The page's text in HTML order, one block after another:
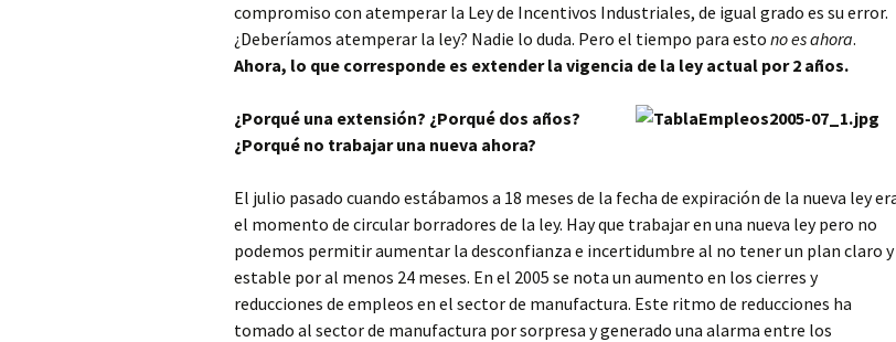
compromiso con atemperar la Ley de Incentivos Industriales, de igual grado es su error.
¿Deberíamos atemperar la ley? Nadie lo duda. Pero el tiempo para esto no es ahora.
Ahora, lo que corresponde es extender la vigencia de la ley actual por 2 años.
¿Porqué una extensión? ¿Porqué dos años?
¿Porqué no trabajar una nueva ahora?
El julio pasado cuando estábamos a 18 meses de la fecha de expiración de la nueva ley
el momento de circular borradores de la ley. Hay que trabajar en una nueva ley pero no
podemos permitir aumentar la desconfianza e incertidumbre al no tener un plan claro y
estable por al menos 24 meses. En el 2005 se nota un aumento en los cierres y
reducciones de empleos en el sector de manufactura. Este ritmo de reducciones ha
tomado al sector de manufactura por sorpresa y generado una alarma entre los